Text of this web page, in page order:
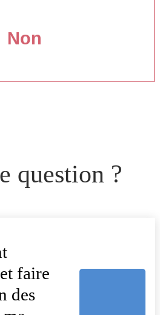
Non
question ?
faire
des